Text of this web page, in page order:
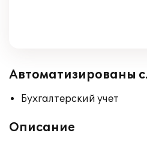
Автоматизированы
Бухгалтерский учет
Описание